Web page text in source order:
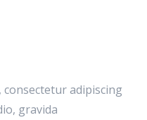
adipiscing
gravida